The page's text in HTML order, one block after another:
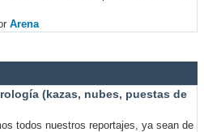
Arena
(kazas, nubes, puestas de
todos nuestros reportajes, ya sean de